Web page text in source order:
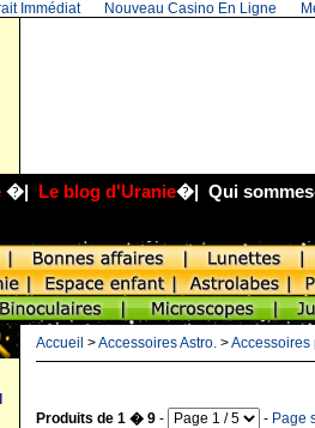
Immédiat Nouveau Casino En Ligne
�| Le blog d'Uranie�| Qui
Accueil >Accessoires Astro. >Accessoires
Produits de 1 � 9 - - Page